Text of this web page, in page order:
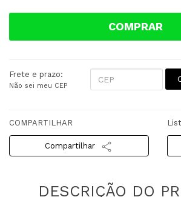
COMPRAR
Frete e prazo:
Não sei meu CEP
COMPARTILHAR
Compartilhar